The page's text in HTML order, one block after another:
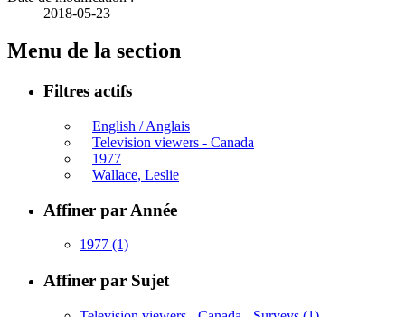
2018-05-23
Menu de la section
Filtres actifs
English / Anglais
Television viewers - Canada
1977
Wallace, Leslie
Affiner par Année
1977 (1)
Affiner par Sujet